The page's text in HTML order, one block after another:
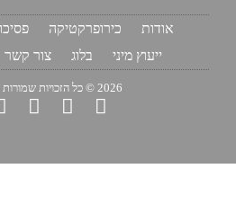
אודות כירופרקטיקה
ייעוץ מיני
בלוג צור קשר
2026 © כל הזכויות שמורות לדלית מאייר